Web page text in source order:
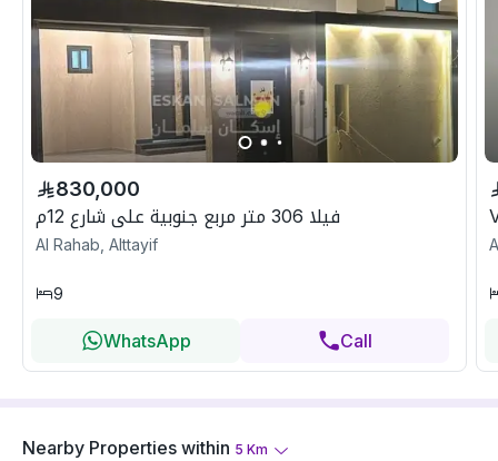
830,000
فيلا 306 متر مربع جنوبية على شارع 12م
Al Rahab, Alttayif
9
WhatsApp Call
Nearby Properties within 5 Km